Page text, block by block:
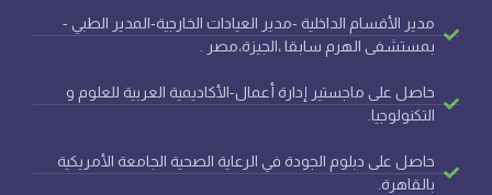
مدير الأقسام الداخلية -مدير العيادات الخارجية-المدير الطبي -
بمستشفى الهرم سابقا ،الجيزة،مصر .
حاصل على ماجستير إدارة أعمال-الأكاديمية العربية للعلوم و
التكنولوجيا.
حاصل على دبلوم الجودة في الرعاية الصحية الجامعة الأمريكية
بالقاهرة.